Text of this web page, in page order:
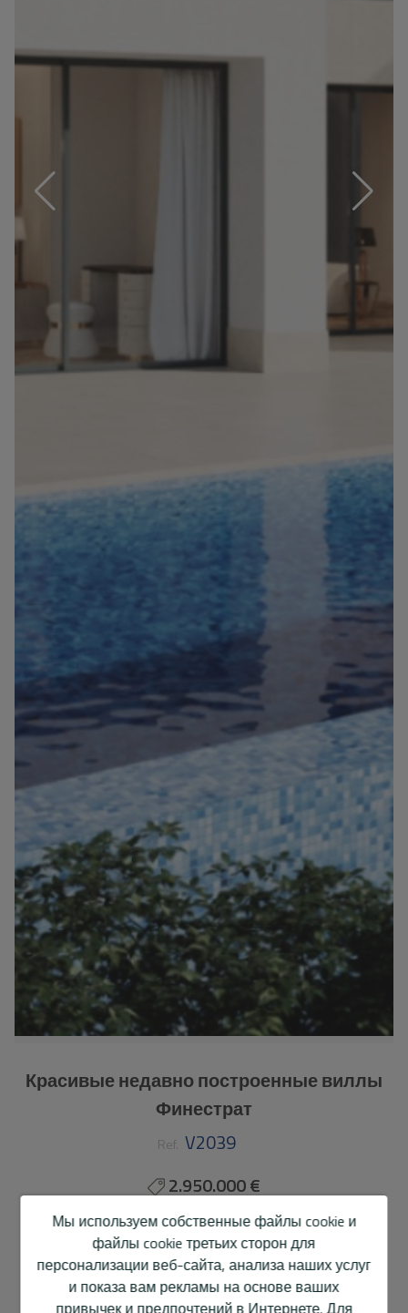
Красивые недавно построенные виллы
Финестрат
Ref. V2039
2.950.000 €
553 m2 895 m2 4 5
Шале/ВиллаFinestrat
Красивые недавно построенные виллы в
Мы используем собственные файлы cookie и
файлы cookie третьих сторон для
персонализации веб-сайта, анализа наших услуг
и показа вам рекламы на основе ваших
привычек и предпочтений в Интернете. Для